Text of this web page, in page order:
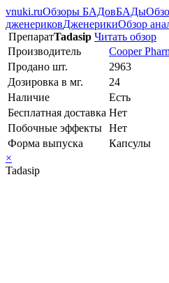
vnuki.ruОбзоры БАДовБАДы
дженериковДженерикиОбзор
ПрепаратTadasip Читать обзор
Производитель
Cooper
Продано шт.
2963
Дозировка в мг.
24
Наличие
Есть
Бесплатная доставка Нет
Побочные эффекты Нет
Форма выпуска
Капсулы
×
Tadasip